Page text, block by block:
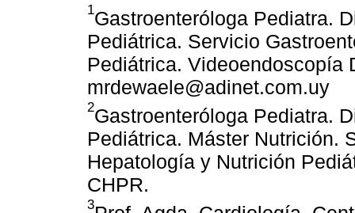
1Gastroenteróloga Pediatra.
Pediátrica. Servicio
Pediátrica. Videoendoscopía
mrdewaele@adinet.com.uy
2Gastroenteróloga Pediatra.
Pediátrica. Máster Nutrición.
Hepatología y Nutrición
CHPR.
3